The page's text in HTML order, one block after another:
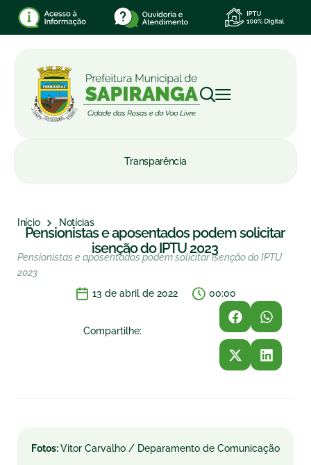
Transparência
Início Notícias
Pensionistas e aposentados podem solicitar
isenção do IPTU 2023
Pensionistas e aposentados podem solicitar isenção do IPTU
2023
13 de abril de 2022
00:00
Compartilhe:
Fotos:Vitor Carvalho / Deparamento de Comunicação